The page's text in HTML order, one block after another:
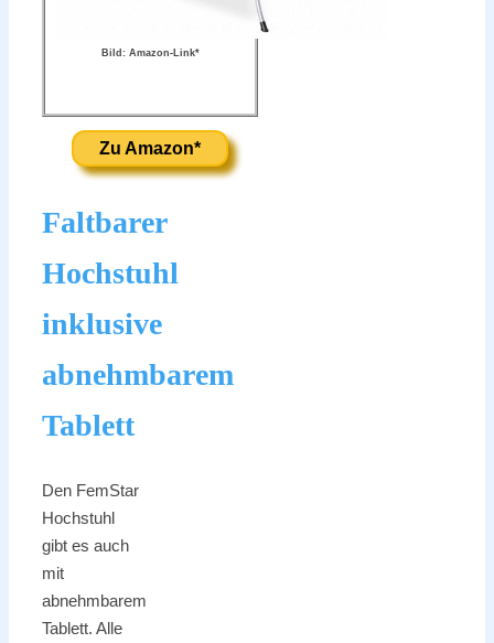
Bild: Amazon-Link*
Zu Amazon*
Faltbarer
Hochstuhl
inklusive
abnehmbarem
Tablett
Den FemStar
Hochstuhl
gibt es auch
mit
abnehmbarem
Tablett. Alle